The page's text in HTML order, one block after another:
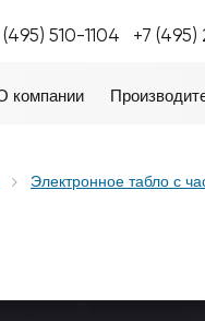
(495) 510-1104 +7 (495)
компании
Электронное табло с